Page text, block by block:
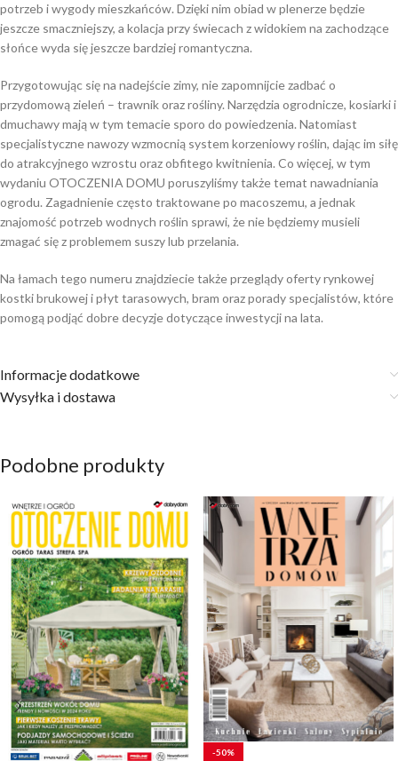
potrzeb i wygody mieszkańców. Dzięki nim obiad w plenerze będzie
jeszcze smaczniejszy, a kolacja przy świecach z widokiem na zachodzące
słońce wyda się jeszcze bardziej romantyczna.
Przygotowując się na nadejście zimy, nie zapomnijcie zadbać o
przydomową zieleń – trawnik oraz rośliny. Narzędzia ogrodnicze, kosiarki i
dmuchawy mają w tym temacie sporo do powiedzenia. Natomiast
specjalistyczne nawozy wzmocnią system korzeniowy roślin, dając im siłę
do atrakcyjnego wzrostu oraz obfitego kwitnienia. Co więcej, w tym
wydaniu OTOCZENIA DOMU poruszyliśmy także temat nawadniania
ogrodu. Zagadnienie często traktowane po macoszemu, a jednak
znajomość potrzeb wodnych roślin sprawi, że nie będziemy musieli
zmagać się z problemem suszy lub przelania.
Na łamach tego numeru znajdziecie także przeglądy oferty rynkowej
kostki brukowej i płyt tarasowych, bram oraz porady specjalistów, które
pomogą podjąć dobre decyzje dotyczące inwestycji na lata.
Informacje dodatkowe
Wysyłka i dostawa
Podobne produkty
-50%